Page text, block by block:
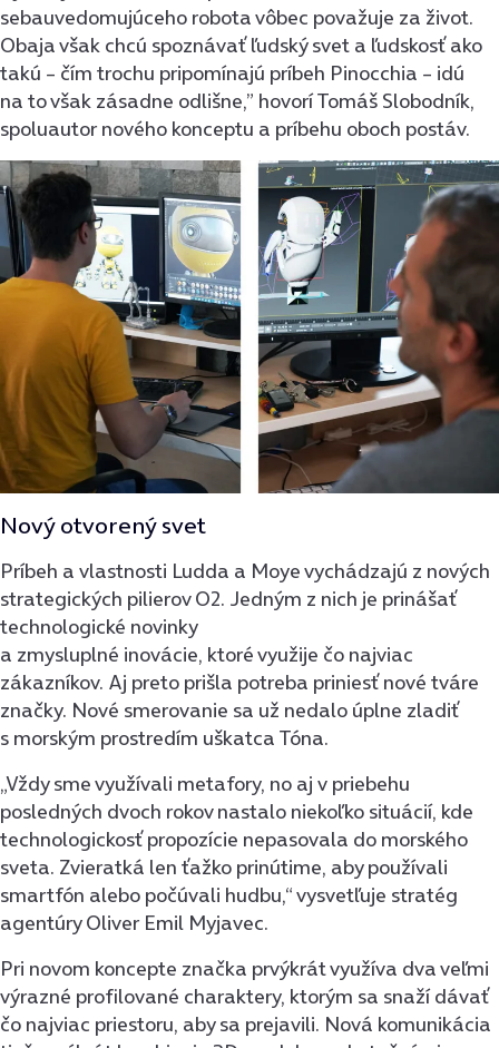
sebauvedomujúceho robota vôbec považuje za život.
Obaja však chcú spoznávať ľudský svet a ľudskosť ako
takú – čím trochu pripomínajú príbeh Pinocchia – idú
na to však zásadne odlišne,” hovorí Tomáš Slobodník,
spoluautor nového konceptu a príbehu oboch postáv.
Nový otvorený svet
Príbeh a vlastnosti Ludda a Moye vychádzajú z nových
strategických pilierov O2. Jedným z nich je prinášať
technologické novinky
a zmysluplné inovácie, ktoré využije čo najviac
zákazníkov. Aj preto prišla potreba priniesť nové tváre
značky. Nové smerovanie sa už nedalo úplne zladiť
s morským prostredím uškatca Tóna.
„Vždy sme využívali metafory, no aj v priebehu
posledných dvoch rokov nastalo niekoľko situácií, kde
technologickosť propozície nepasovala do morského
sveta. Zvieratká len ťažko prinútime, aby používali
smartfón alebo počúvali hudbu,“ vysvetľuje stratég
agentúry Oliver Emil Myjavec.
Pri novom koncepte značka prvýkrát využíva dva veľmi
výrazné profilované charaktery, ktorým sa snaží dávať
čo najviac priestoru, aby sa prejavili. Nová komunikácia